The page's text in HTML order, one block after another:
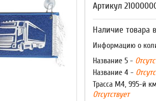
Артикул
Наличие товара
Информацию о
Название 5 -
Название 4 -
Трасса М4, 995-й
Отсутствует